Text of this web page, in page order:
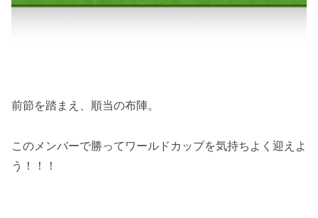
前節を踏まえ、順当の布陣。
このメンバーで勝ってワールドカップを気持ちよく迎えよ
う！！！